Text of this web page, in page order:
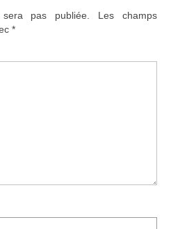
pas publiée.
Les champs
*